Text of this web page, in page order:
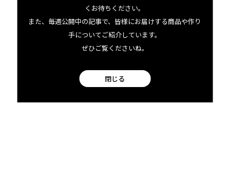
くお待ちください。
また、毎週公開中の記事で、皆様にお届けする商品や作り
手についてご紹介しています。
ぜひご覧くださいね。
閉じる